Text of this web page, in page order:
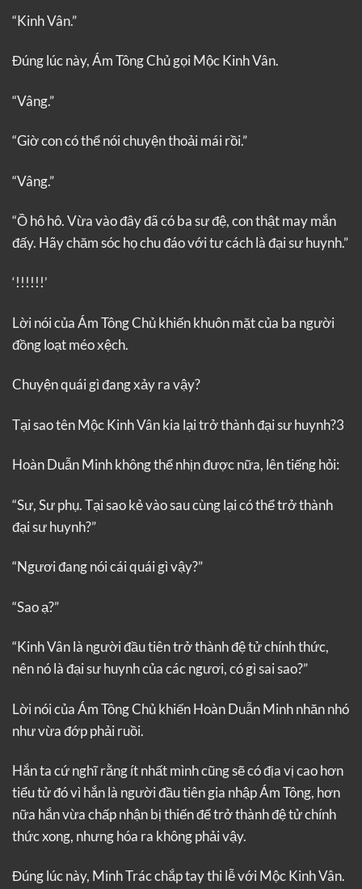
“Kinh Vân.”
Đúng lúc này, Ám Tông Chủ gọi Mộc Kinh Vân.
“Vâng.”
“Giờ con có thể nói chuyện thoải mái rồi.”
“Vâng.”
“Ồ hô hô. Vừa vào đây đã có ba sư đệ, con thật may mắn
đấy. Hãy chăm sóc họ chu đáo với tư cách là đại sư huynh.”
‘!!!!!!’
Lời nói của Ám Tông Chủ khiến khuôn mặt của ba người
đồng loạt méo xệch.
Chuyện quái gì đang xảy ra vậy?
Tại sao tên Mộc Kinh Vân kia lại trở thành đại sư huynh?3
Hoàn Duẫn Minh không thể nhịn được nữa, lên tiếng hỏi:
“Sư, Sư phụ. Tại sao kẻ vào sau cùng lại có thể trở thành
đại sư huynh?”
“Ngươi đang nói cái quái gì vậy?”
“Sao ạ?”
“Kinh Vân là người đầu tiên trở thành đệ tử chính thức,
nên nó là đại sư huynh của các ngươi, có gì sai sao?”
Lời nói của Ám Tông Chủ khiến Hoàn Duẫn Minh nhăn nhó
như vừa đớp phải ruồi.
Hắn ta cứ nghĩ rằng ít nhất mình cũng sẽ có địa vị cao hơn
tiểu tử đó vì hắn là người đầu tiên gia nhập Ám Tông, hơn
nữa hắn vừa chấp nhận bị thiến để trở thành đệ tử chính
thức xong, nhưng hóa ra không phải vậy.
Đúng lúc này, Minh Trác chắp tay thi lễ với Mộc Kinh Vân.